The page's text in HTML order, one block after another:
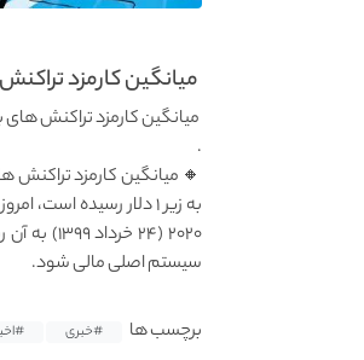
میانگین کارمزد
میانگین کارمزد تراکنش های بیت
.
۲۰۲۰ (۲۴
سیستم اصلی مالی شود.
برچسب ها #خبری